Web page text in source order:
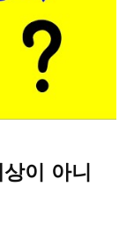
이 아니